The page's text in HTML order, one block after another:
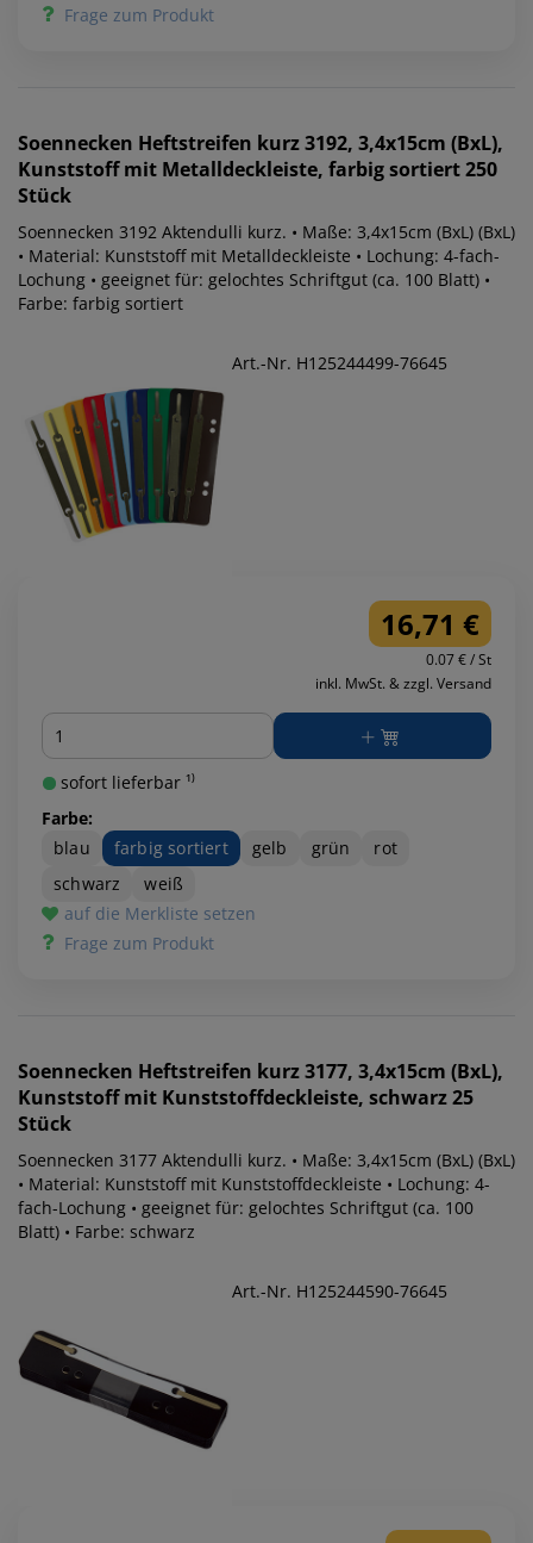
Frage zum Produkt
Soennecken Heftstreifen kurz 3192, 3,4x15cm (BxL),
Kunststoff mit Metalldeckleiste, farbig sortiert 250
Stück
Soennecken 3192 Aktendulli kurz. • Maße: 3,4x15cm (BxL) (BxL)
• Material: Kunststoff mit Metalldeckleiste • Lochung: 4-fach-
Lochung • geeignet für: gelochtes Schriftgut (ca. 100 Blatt) •
Farbe: farbig sortiert
Art.-Nr. H125244499-76645
16,71 €
0.07 € / St
inkl. MwSt. & zzgl. Versand
Menge
sofort lieferbar ¹⁾
Farbe:
blau
farbig sortiert gelb grün
rot
schwarz
weiß
auf die Merkliste setzen
Frage zum Produkt
Soennecken Heftstreifen kurz 3177, 3,4x15cm (BxL),
Kunststoff mit Kunststoffdeckleiste, schwarz 25
Stück
Soennecken 3177 Aktendulli kurz. • Maße: 3,4x15cm (BxL) (BxL)
• Material: Kunststoff mit Kunststoffdeckleiste • Lochung: 4-
fach-Lochung • geeignet für: gelochtes Schriftgut (ca. 100
Blatt) • Farbe: schwarz
Art.-Nr. H125244590-76645